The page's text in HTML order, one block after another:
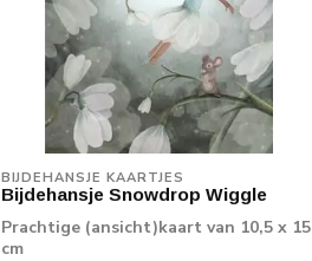
BIJDEHANSJE KAARTJES
Bijdehansje Snowdrop Wiggle
Prachtige (ansicht)kaart van 10,5 x 15
cm